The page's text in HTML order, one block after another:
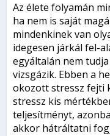
Az élete folyamán
ha nem is saját
mindenkinek van
idegesen járkál fel-
egyáltalán nem
vizsgázik. Ebben a
okozott stressz fejti
stressz kis
teljesítményt,
akkor hátráltatni